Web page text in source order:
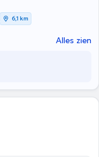
6,1 km
Alles zien